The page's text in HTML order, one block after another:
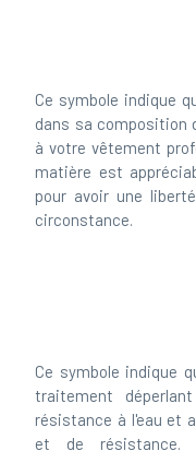
dans sa composition
à votre vêtement
matière est
pour avoir une
circonstance.
traitement
résistance à l'eau et
et de résistance.
imperméable et